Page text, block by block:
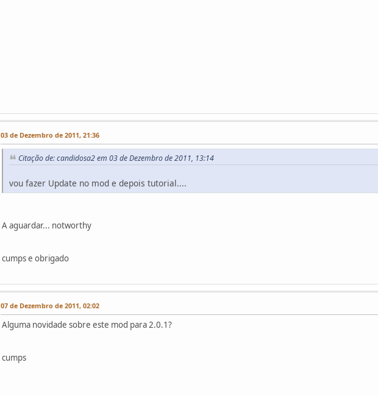
03 de Dezembro de 2011, 21:36
Citação de: candidosa2 em 03 de Dezembro de 2011, 13:14
vou fazer Update no mod e depois tutorial....
A aguardar... notworthy
cumps e obrigado
07 de Dezembro de 2011, 02:02
Alguma novidade sobre este mod para 2.0.1?
cumps